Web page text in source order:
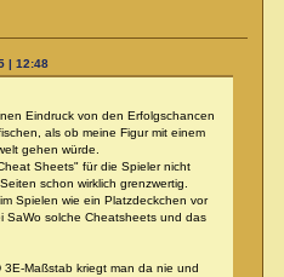
| 12:48
Eindruck von den Erfolgschancen
als ob meine Figur mit einem
gehen würde.
Sheets" für die Spieler nicht
schon wirklich grenzwertig.
Spielen wie ein Platzdeckchen vor
SaWo solche Cheatsheets und das
3E-Maßstab kriegt man da nie und